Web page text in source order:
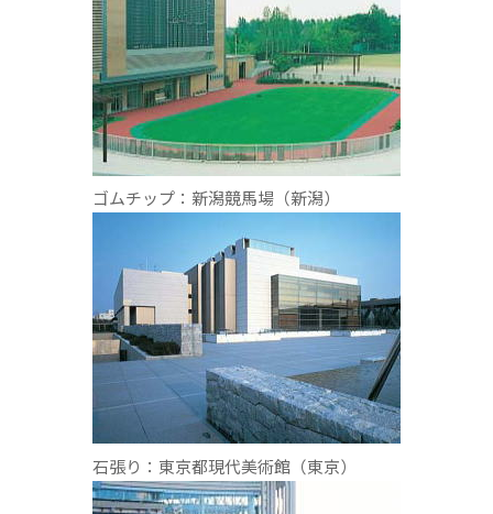
ゴムチップ：新潟競馬場（新潟）
石張り：東京都現代美術館（東京）